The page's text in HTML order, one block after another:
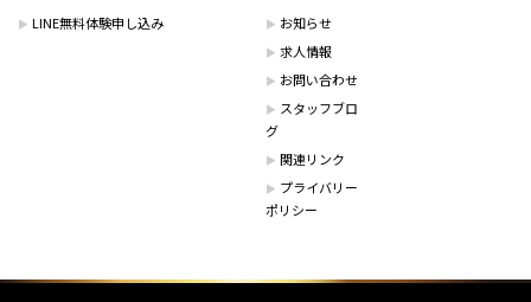
お知らせ
求人情報
お問い合わせ
スタッフブロ
グ
関連リンク
プライバリー
ポリシー
LINE無料体験申し込み